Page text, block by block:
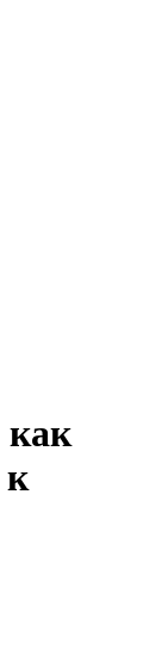
как
к